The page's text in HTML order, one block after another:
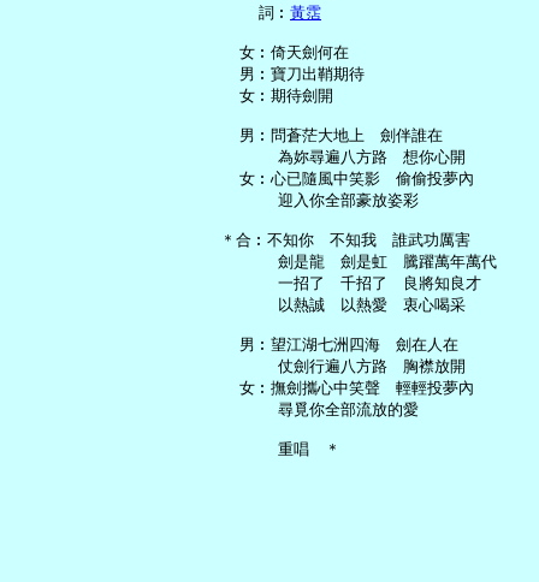
     詞︰
黃霑
   女︰倚天劍何在
   男︰寶刀出鞘期待
   女︰期待劍開
   男︰問蒼茫大地上　劍伴誰在
       為妳尋遍八方路　想你心開
   女︰心已隨風中笑影　偷偷投夢內
       迎入你全部豪放姿彩
＊合︰不知你　不知我　誰武功厲害
       劍是龍　劍是虹　騰躍萬年萬代
       一招了　千招了　良將知良才
       以熱誠　以熱愛　衷心喝采
   男︰望江湖七洲四海　劍在人在
       仗劍行遍八方路　胸襟放開
   女︰撫劍攜心中笑聲　輕輕投夢內
       尋覓你全部流放的愛